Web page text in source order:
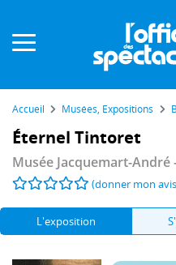
Accueil Musées, Expositions
Éternel Tintoret
Musée Jacquemart-André
(donner mon
L'exposition